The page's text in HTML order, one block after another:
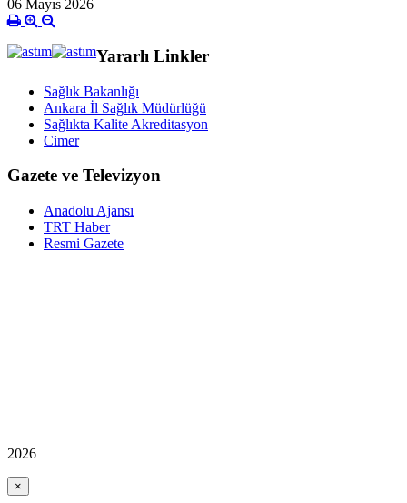
06 Mayıs 2026
Yararlı Linkler
Sağlık Bakanlığı
Ankara İl Sağlık Müdürlüğü
Sağlıkta Kalite Akreditasyon
Cimer
Gazete ve Televizyon
Anadolu Ajansı
TRT Haber
Resmi Gazete
2026
×